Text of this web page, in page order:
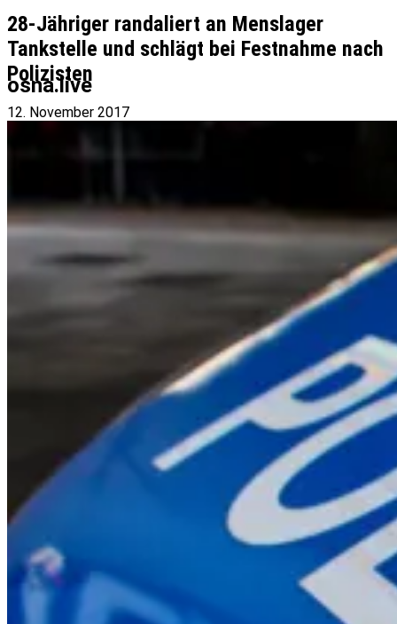
osna.live
28-Jähriger randaliert an Menslager
Tankstelle und schlägt bei Festnahme nach
Polizisten
12. November 2017